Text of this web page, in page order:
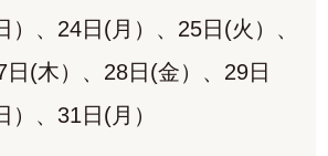
）、24日(月）、25日(火）、
(木）、28日(金）、29日
）、31日(月）